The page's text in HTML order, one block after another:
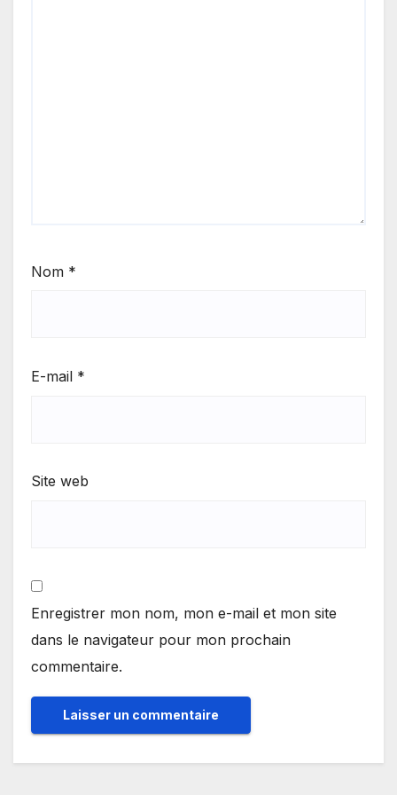
Nom *
E-mail *
Site web
Enregistrer mon nom, mon e-mail et mon site
dans le navigateur pour mon prochain
commentaire.